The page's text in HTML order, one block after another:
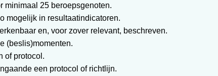
minimaal 25 beroepsgenoten.
mogelijk in resultaatindicatoren.
en, voor zover relevant, beschreven.
(beslis)momenten.
of protocol.
een protocol of richtlijn.